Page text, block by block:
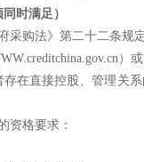
时满足）
采购法》第二十二条规
存在直接控股、管理关
资格要求：